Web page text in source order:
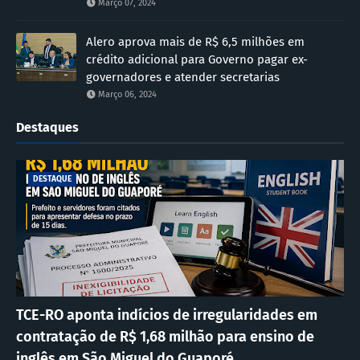
Março 07, 2024
Alero aprova mais de R$ 6,5 milhões em
crédito adicional para Governo pagar ex-
governadores e atender secretarias
Março 06, 2024
Destaques
DESTAQUE
TCE-RO aponta indícios de irregularidades em
contratação de R$ 1,68 milhão para ensino de